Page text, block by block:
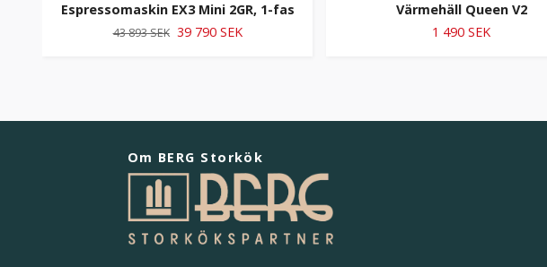
Espressomaskin EX3 Mini 2GR, 1-fas
43 893 SEK 39 790 SEK
Värmehäll Queen V2
1 490 SEK
Om BERG Storkök